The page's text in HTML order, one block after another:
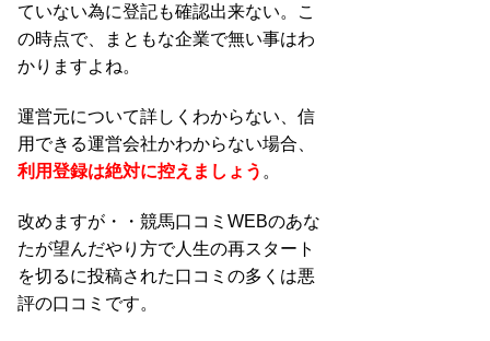
ていない為に登記も確認出来ない。こ
の時点で、まともな企業で無い事はわ
かりますよね。
運営元について詳しくわからない、信
用できる運営会社かわからない場合、
利用登録は絶対に控えましょう 。
改めますが・・競馬口コミWEBのあな
たが望んだやり方で人生の再スタート
を切るに投稿された口コミの多くは悪
評の口コミです。